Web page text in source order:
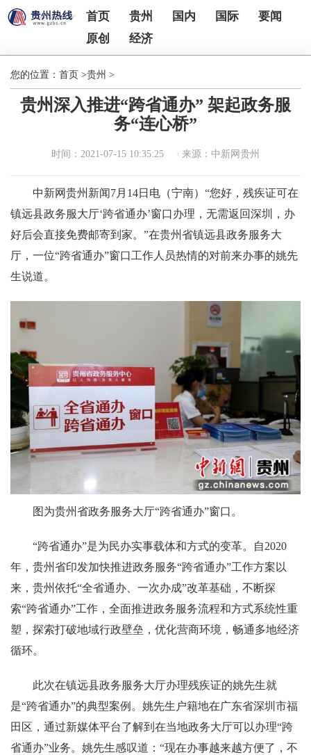
首页 贵州 国内 国际
要闻
原创
经济
您的位置： 首页 >贵州 >
贵州深入推进“跨省通办” 架起政务服
务“连心桥”
时间：2021-07-15 10:35:25 来源：中新网贵州
中新网贵州新闻7月14日电（宁南）“您好，残疾证可在
镇远县政务服大厅‘跨省通办’窗口办理，无需返回深圳，办
好后会直接免费邮寄到家。”在贵州省镇远县政务服务大
厅，一位“跨省通办”窗口工作人员热情的对前来办事的姚先
生说道。
图为贵州省政务服务大厅“跨省通办”窗口。
“跨省通办”是为民办实事载体和方式的变革。自2020
年，贵州省印发加快推进政务服务“跨省通办”工作方案以
来，贵州依托“全省通办、一次办成”改革基础，不断探
索“跨省通办”工作，全面推进政务服务流程和方式系统性重
塑，探索打破地域行政壁垒，优化营商环境，畅通多地经济
循环。
此次在镇远县政务服务大厅办理残疾证的姚先生就
是“跨省通办”的典型案例。姚先生户籍地在广东省深圳市福
田区，通过新媒体平台了解到在当地政务大厅可以办理“跨
省通办”业务。姚先生感叹道：“现在办事越来越方便了，不